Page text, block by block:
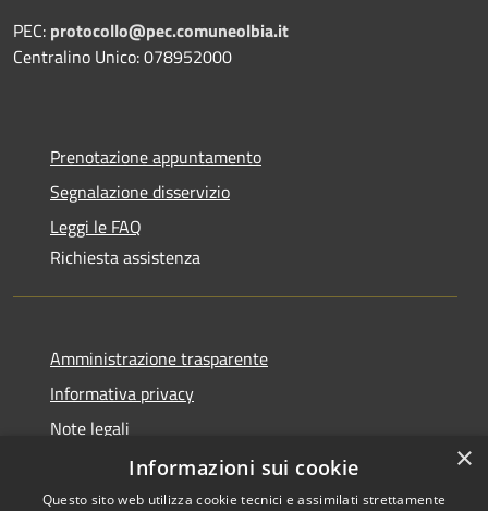
PEC: protocollo@pec.comuneolbia.it
Centralino Unico: 078952000
Prenotazione appuntamento
Segnalazione disservizio
Leggi le FAQ
Richiesta assistenza
Amministrazione trasparente
Informativa privacy
Note legali
Dichiarazione di accessibilità
×
Informazioni sui cookie
Questo sito web utilizza cookie tecnici e assimilati strettamente